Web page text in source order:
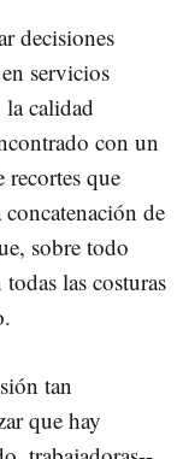
decisiones
servicios
la calidad
con un
recortes que
de
sobre todo
las costuras
tan
que hay